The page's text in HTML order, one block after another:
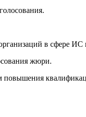
организаций в сфере
жюри.
повышения